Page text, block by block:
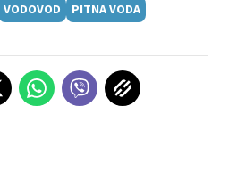
VODOVOD
PITNA VODA